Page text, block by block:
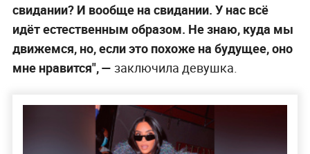
свидании? И вообще на свидании. У нас всё
идёт естественным образом. Не знаю, куда мы
движемся, но, если это похоже на будущее, оно
мне нравится", — заключила девушка.